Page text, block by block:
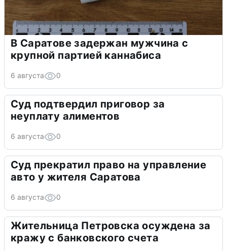
В Саратове задержан мужчина с
крупной партией каннабиса
6 августа 0
Суд подтвердил приговор за
неуплату алиментов
6 августа 0
Суд прекратил право на управление
авто у жителя Саратова
6 августа 0
Жительница Петровска осуждена за
кражу с банковского счета